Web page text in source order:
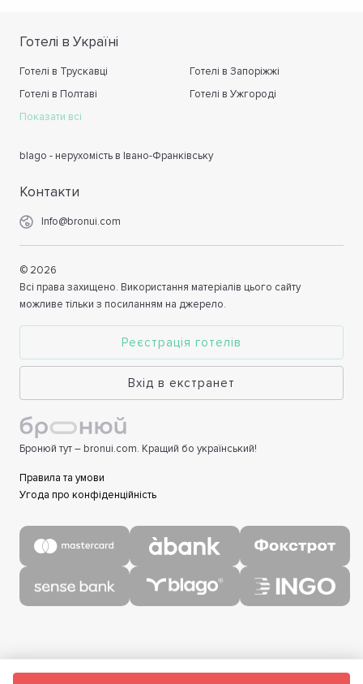
Готелі в Україні
Готелі в Трускавці
Готелі в Запоріжжі
Готелі в Полтаві
Готелі в Ужгороді
Показати всі
blago - нерухомість в Івано-Франківську
Контакти
Info@bronui.com
© 2026
Всі права захищено. Використання матеріалів цього сайту
можливе тільки з посиланням на джерело.
Реєстрація готелів
Вхід в екстранет
Бронюй тут – bronui.com. Кращий бо український!
Правила та умови
Угода про конфіденційність